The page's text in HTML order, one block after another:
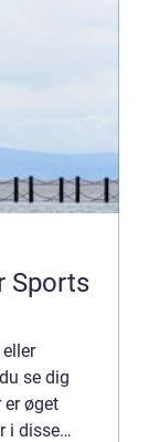
Sports
se dig
er øget
i disse